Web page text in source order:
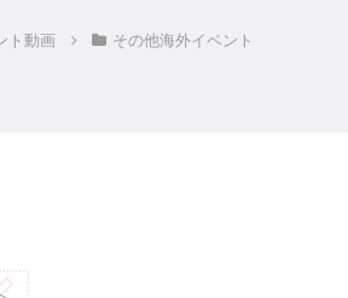
ト動画 その他海外イベント